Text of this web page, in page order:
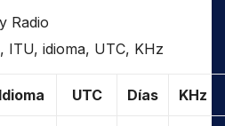
Radio
ITU, idioma, UTC, KHz
Idioma UTC Días KHz